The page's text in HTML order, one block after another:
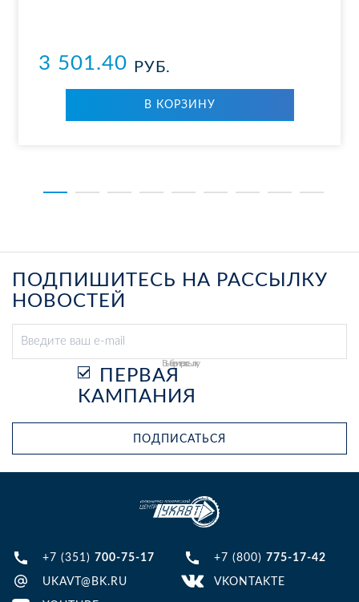
3 501.40 РУБ.
В КОР­ЗИ­НУ
ПОДПИШИТЕСЬ НА РАССЫЛКУ
НОВОСТЕЙ
Выберите рассылку
ПЕРВАЯ
КАМПАНИЯ
ПОДПИСАТЬСЯ
+7 (351) 700-75-17 +7 (800) 775-17-42
UKAVT@BK.RU VKONTAKTE